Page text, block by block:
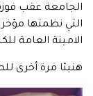
الجامعة عقب
التي نظمتها
الامينة العامة
هنيئا مرة أخرى